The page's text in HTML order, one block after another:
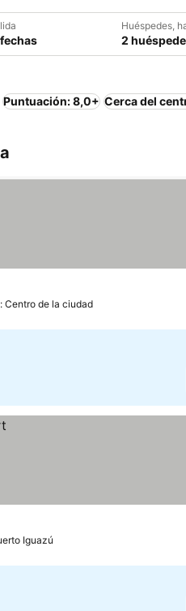
Huéspedes,
2
Puntuación: 8,0+ Cerca del
Centro de la ciudad
Iguazú